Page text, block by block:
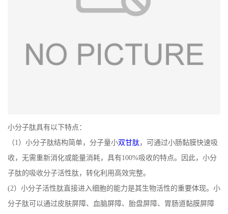
小分子肽具有以下特点：
（1）小分子肽结构简单，分子量小双甘肽，可通过小肠黏膜快速吸
收，无需重新消化或能量消耗，具有100%吸收的特点。因此，小分
子肽的吸收分子活性肽，转化利用高效完整。
(2）小分子活性肽直接进入细胞的能力是其生物活性的重要体现。小
分子肽可以通过皮肤屏障、血脑屏障、胎盘屏障、胃肠道黏膜屏障